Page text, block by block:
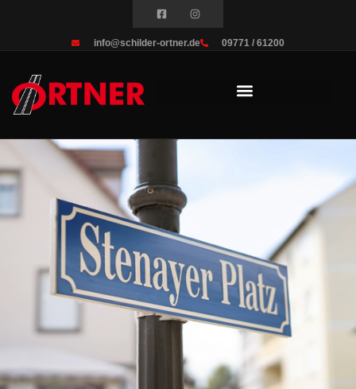
info@schilder-ortner.de 09771 / 61200